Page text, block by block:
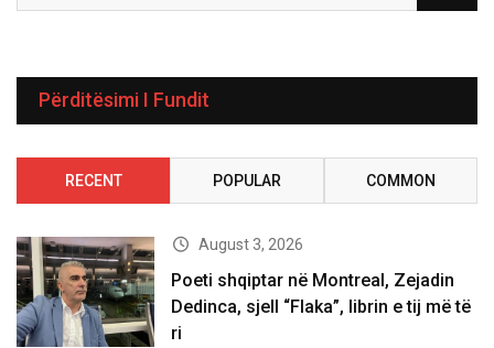
Përditësimi I Fundit
RECENT POPULAR COMMON
August 3, 2026
Poeti shqiptar në Montreal, Zejadin
Dedinca, sjell “Flaka”, librin e tij më të
ri